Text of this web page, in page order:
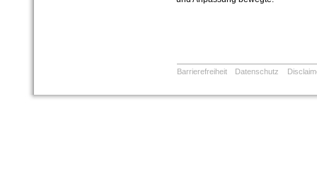
Barrierefreiheit Datenschutz